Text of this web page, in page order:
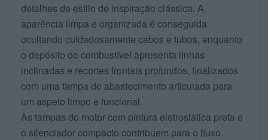
detalhes de estilo de inspiração clássica. A
aparência limpa e organizada é conseguida
ocultando cuidadosamente cabos e tubos, enquanto
o depósito de combustível apresenta linhas
inclinadas e recortes frontais profundos, finalizados
com uma tampa de abastecimento articulada para
um aspeto limpo e funcional.
As tampas do motor com pintura eletrostática preta e
o silenciador compacto contribuem para o fluxo